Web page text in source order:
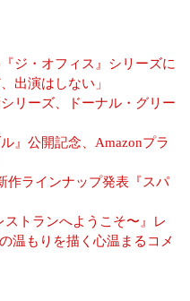
ジ・オフィス』シリーズに
出演はしない」
リーズ、ドーナル・グリー
』公開記念、Amazonプラ
作ラインナップ発表『スパ
ストランへようこそ〜』レ
温もりを描く心温まるコメ